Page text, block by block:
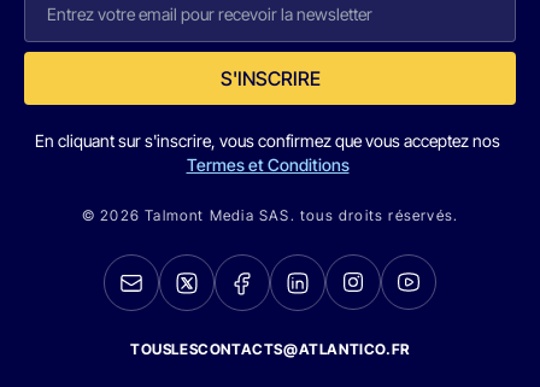
S'INSCRIRE
En cliquant sur s'inscrire, vous confirmez que vous acceptez nos
Termes et Conditions
© 2026 Talmont Media SAS. tous droits réservés.
TOUSLESCONTACTS@ATLANTICO.FR